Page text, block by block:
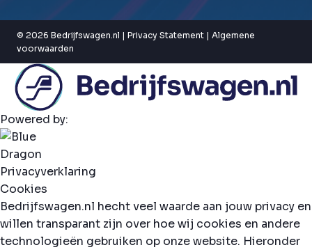
© 2026 Bedrijfswagen.nl | Privacy Statement | Algemene
voorwaarden
Powered by:
Privacyverklaring
Cookies
Bedrijfswagen.nl hecht veel waarde aan jouw privacy en
willen transparant zijn over hoe wij cookies en andere
technologieën gebruiken op onze website. Hieronder